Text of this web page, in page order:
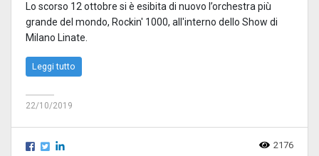
Lo scorso 12 ottobre si è esibita di nuovo l’orchestra più
grande del mondo, Rockin' 1000, all'interno dello Show di
Milano Linate.
Leggi tutto
22/10/2019
2176